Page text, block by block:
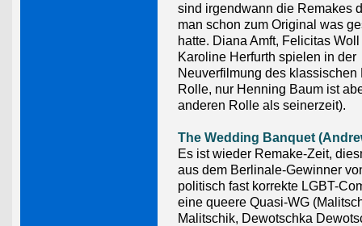
sind irgendwann die Remakes
man schon zum Original was
hatte. Diana Amft, Felicitas
Karoline Herfurth spielen in der
Neuverfilmung des
Rolle, nur Henning Baum ist
anderen Rolle als seinerzeit).
The Wedding Banquet
Es ist wieder Remake-Zeit,
aus dem Berlinale-Gewinner
politisch fast korrekte LGBT-
eine queere Quasi-WG
Malitschik, Dewotschka